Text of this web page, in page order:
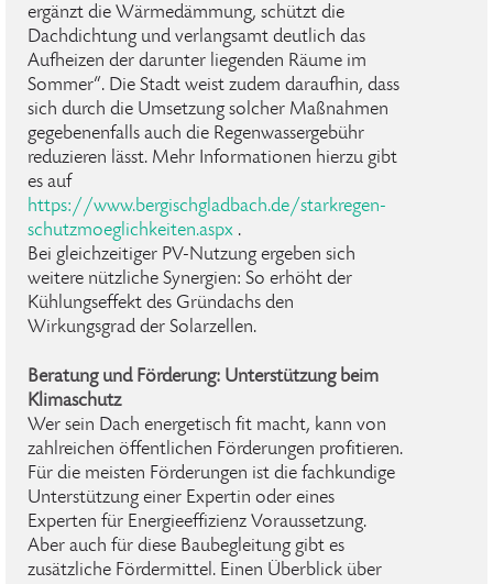
ergänzt die Wärmedämmung, schützt die
Dachdichtung und verlangsamt deutlich das
Aufheizen der darunter liegenden Räume im
Sommer“. Die Stadt weist zudem daraufhin, dass
sich durch die Umsetzung solcher Maßnahmen
gegebenenfalls auch die Regenwassergebühr
reduzieren lässt. Mehr Informationen hierzu gibt
es auf
https://www.bergischgladbach.de/starkregen-
schutzmoeglichkeiten.aspx .
Bei gleichzeitiger PV-Nutzung ergeben sich
weitere nützliche Synergien: So erhöht der
Kühlungseffekt des Gründachs den
Wirkungsgrad der Solarzellen.
Beratung und Förderung: Unterstützung beim
Klimaschutz
Wer sein Dach energetisch fit macht, kann von
zahlreichen öffentlichen Förderungen profitieren.
Für die meisten Förderungen ist die fachkundige
Unterstützung einer Expertin oder eines
Experten für Energieeffizienz Voraussetzung.
Aber auch für diese Baubegleitung gibt es
zusätzliche Fördermittel. Einen Überblick über